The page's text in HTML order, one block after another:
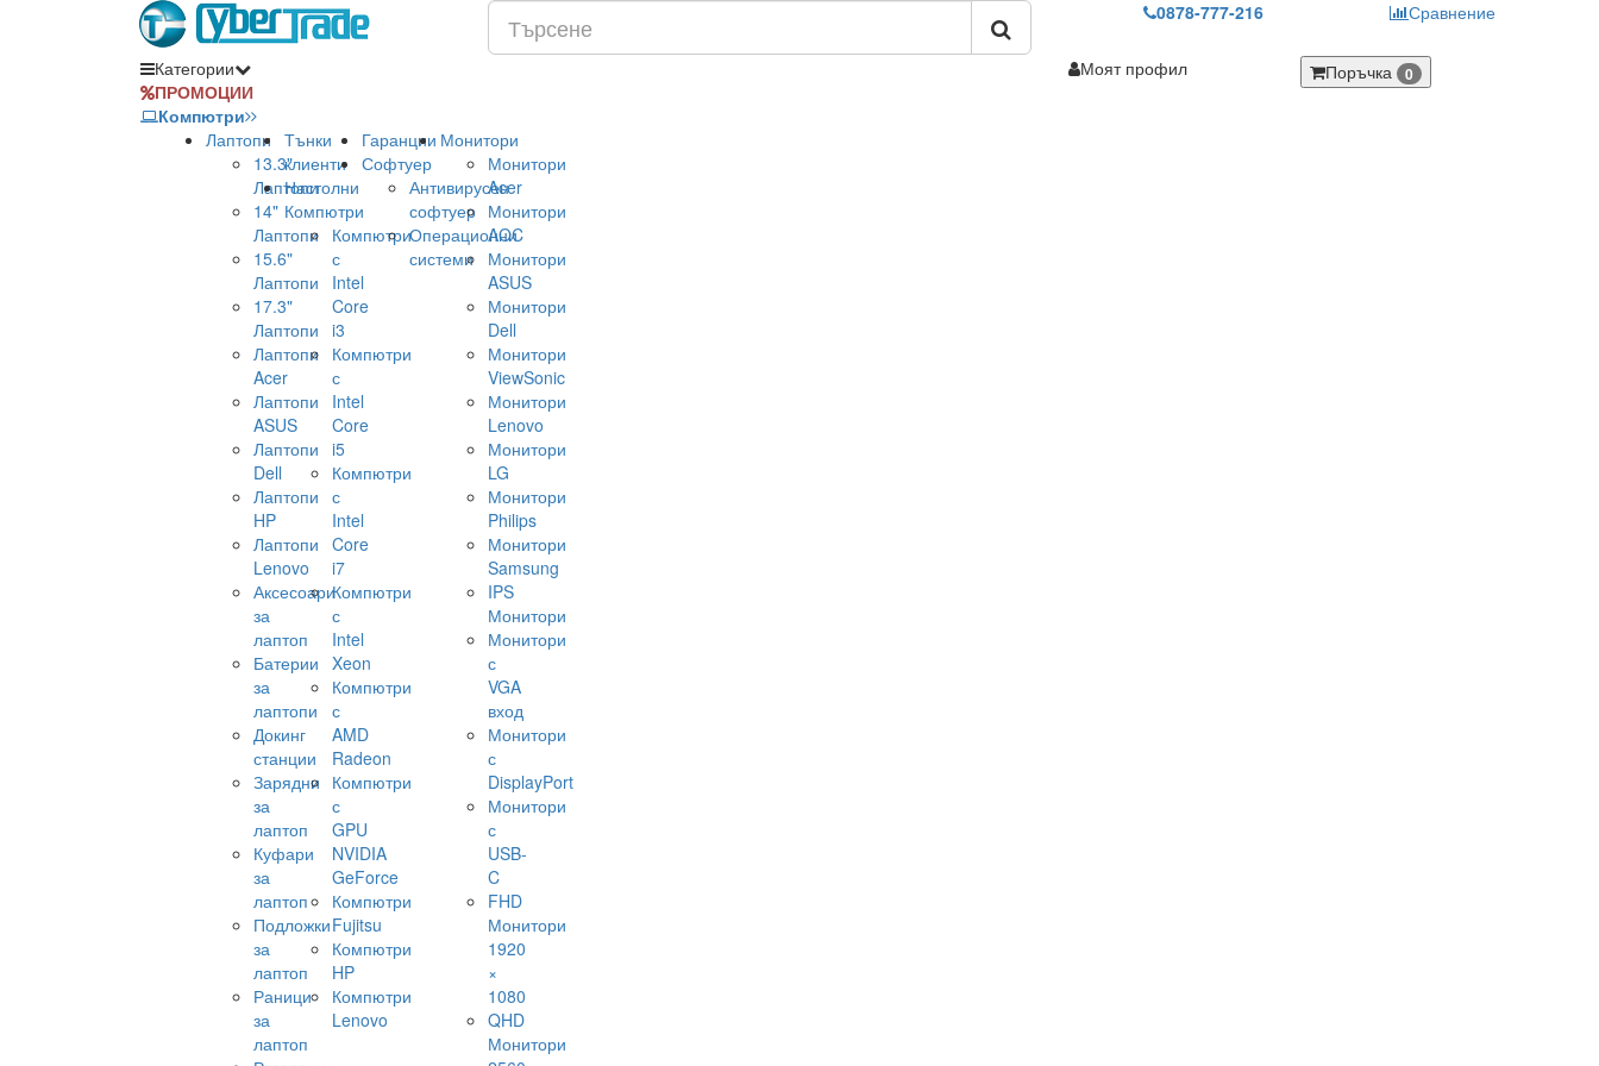
0878-777-216 Сравнение
Категории
ПРОМОЦИИ
Компютри
Лаптопи
13.3"
Лаптопи
14"
Лаптопи
15.6"
Лаптопи
17.3"
Лаптопи
Лаптопи
Acer
Лаптопи
ASUS
Лаптопи
Dell
Лаптопи
HP
Лаптопи
Lenovo
Аксесоари
за
лаптоп
Батерии
за
лаптопи
Докинг
станции
Зарядни
за
лаптоп
Куфари
за
лаптоп
Подложки
за
лаптоп
Раници
за
лаптоп
Тънки
клиенти
Настолни
Компютри
Компютри
с
Intel
Core
i3
Компютри
с
Intel
Core
i5
Компютри
с
Intel
Core
i7
Компютри
с
Intel
Xeon
Компютри
с
AMD
Radeon
Компютри
с
GPU
NVIDIA
GeForce
Компютри
Fujitsu
Компютри
HP
Компютри
Lenovo
Гаранции
Софтуер
Антивирусен
софтуер
Операционни
системи
Монитори
Монитори
Acer
Монитори
AOC
Монитори
ASUS
Монитори
Dell
Монитори
ViewSonic
Монитори
Lenovo
Монитори
LG
Монитори
Philips
Монитори
Samsung
IPS
Монитори
Монитори
с
VGA
вход
Монитори
с
DisplayPort
Монитори
с
USB-
C
FHD
Монитори
1920
×
1080
QHD
Монитори
Моят профил Поръчка 0